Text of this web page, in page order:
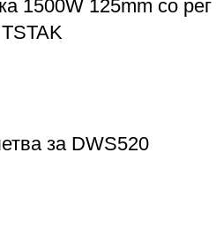
1500W 125mm со рег
за DWS520